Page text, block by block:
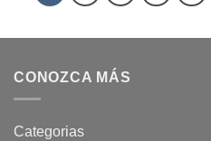
CONOZCA MÁS
Categorias